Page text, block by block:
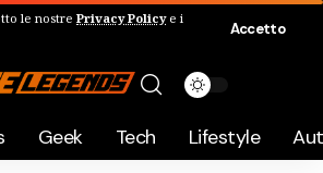
le nostre Privacy Policye i
Accetto
Geek Tech Lifestyle